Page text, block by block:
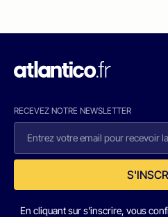
RECEVEZ NOTRE NEWSLETTER
En cliquant sur s'inscrire, vous